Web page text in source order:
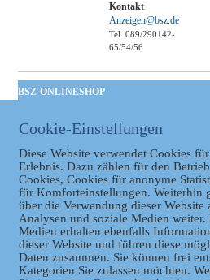
Kontakt
Anzeigen@bsz.de
Tel. 089/290142-
65/54/56
BSZ-ONLINESHOP
Taschenbuch
GVBl | Einbanddecke
Datenschutz
Cookie-Einstellungen
Diese Website verwendet Cookies
Erlebnis. Dazu zählen für den
Cookies, Cookies für anonyme
für Komforteinstellungen. Weiterhin
über die Verwendung dieser Website
Analysen und soziale Medien weiter.
Medien erhalten ebenfalls
dieser Website und führen diese
Daten zusammen. Sie können frei
Kategorien Sie zulassen möchten.